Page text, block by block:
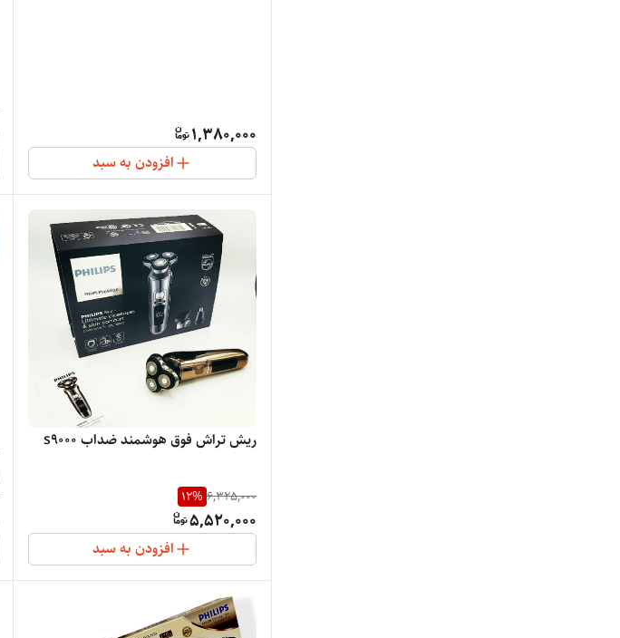
1,380,000
افزودن به سبد
ریش تراش فوق هوشمند ضداب s9000
6,325,000
12%
5,520,000
افزودن به سبد